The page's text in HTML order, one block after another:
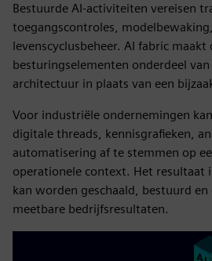
Bestuurde AI-activiteiten vereisen
toegangscontroles,
levenscyclusbeheer. AI fabric maakt
besturingselementen onderdeel
architectuur in plaats van een
Voor industriële ondernemingen
digitale threads, kennisgrafieken,
automatisering af te stemmen op
operationele context. Het resultaat
kan worden geschaald, bestuurd en
meetbare bedrijfsresultaten.